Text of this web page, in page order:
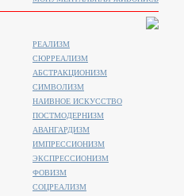
РЕАЛИЗМ
СЮРРЕАЛИЗМ
АБСТРАКЦИОНИЗМ
СИМВОЛИЗМ
НАИВНОЕ ИСКУССТВО
ПОСТМОДЕРНИЗМ
АВАНГАРДИЗМ
ИМПРЕССИОНИЗМ
ЭКСПРЕССИОНИЗМ
ФОВИЗМ
СОЦРЕАЛИЗМ